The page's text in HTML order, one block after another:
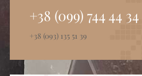
+38 (099) 744 44 34‭
+38 (093) 135 51 39